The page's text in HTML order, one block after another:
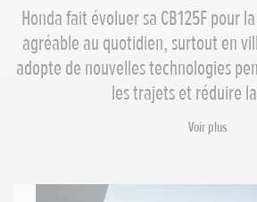
Honda fait évoluer sa CB125F pour
agréable au quotidien, surtout en
adopte de nouvelles technologies
les trajets et réduire
Voir plus